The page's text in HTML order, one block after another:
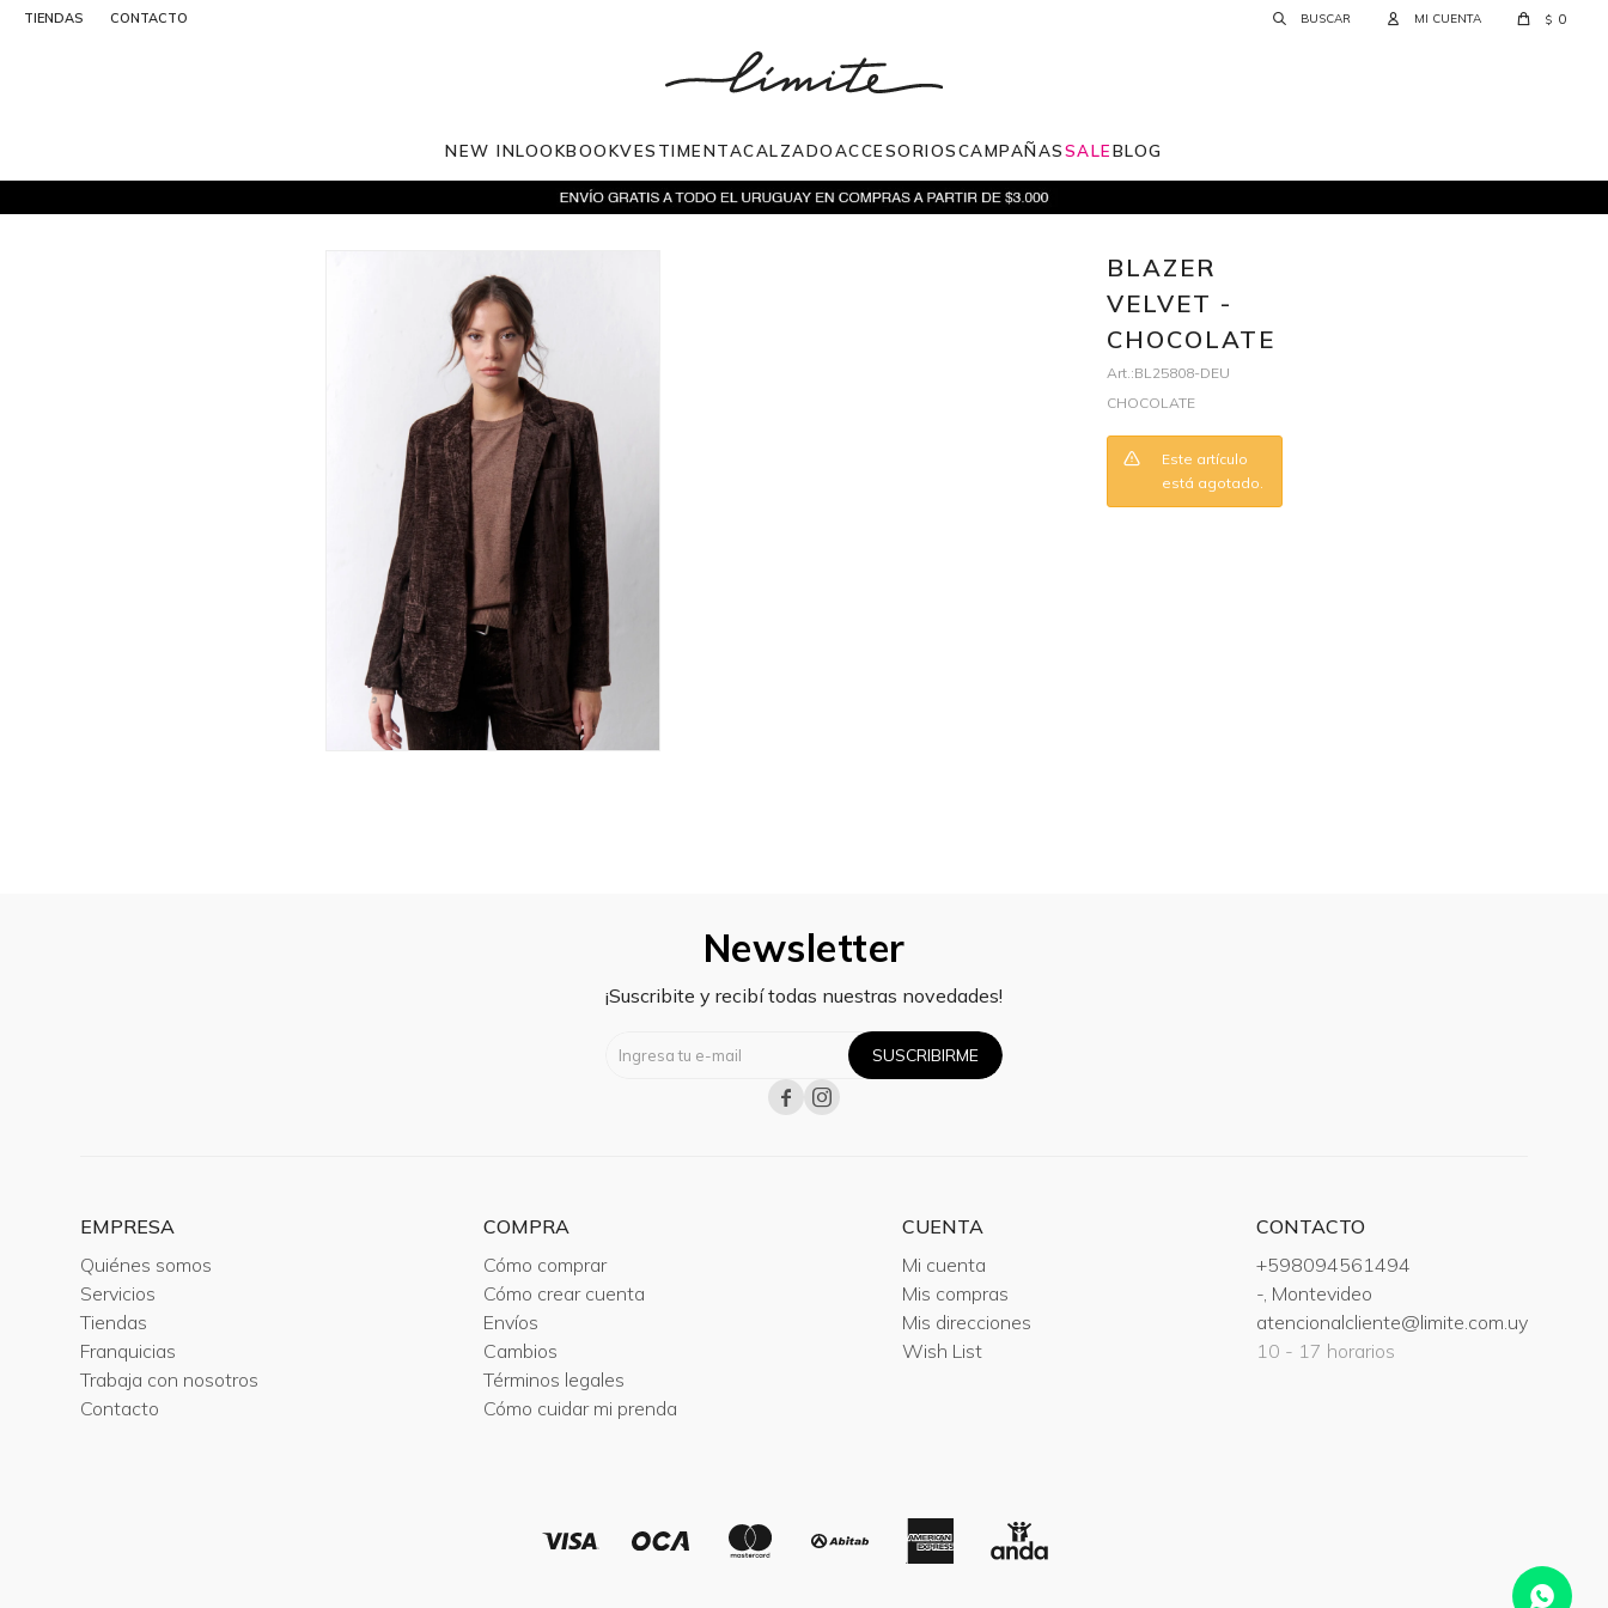
NEW INLOOKBOOKVESTIMENTACALZADOACCESORIOSCAMPAÑASSALEBLOG
TIENDAS CONTACTO $ 0
BLAZER
VELVET -
CHOCOLATE
BL25808-DEU
CHOCOLATE
Este artículo
está agotado.
Newsletter
¡Suscribite y recibí todas nuestras novedades!
SUSCRIBIRME
 
EMPRESA
Quiénes somos
Servicios
Tiendas
Franquicias
Trabaja con nosotros
Contacto
COMPRA
Cómo comprar
Cómo crear cuenta
Envíos
Cambios
Términos legales
Cómo cuidar mi prenda
CUENTA
Mi cuenta
Mis compras
Mis direcciones
Wish List
CONTACTO
+598094561494
-, Montevideo
atencionalcliente@limite.com.uy
10 - 17 horarios